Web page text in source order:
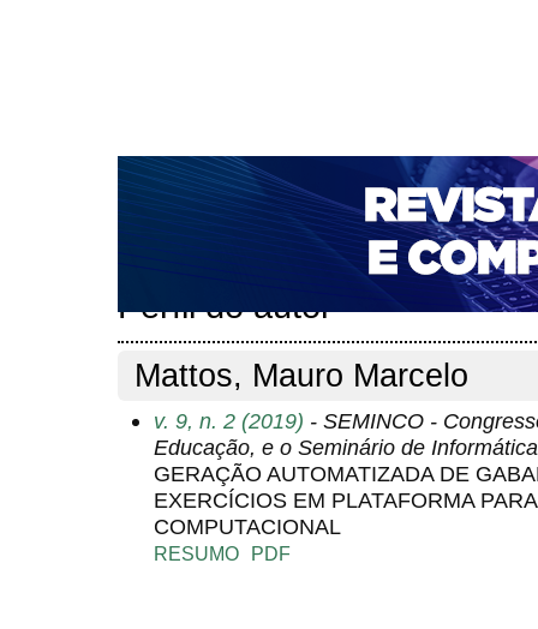
CAPA SOBRE ACESSO CADASTRO
NOTÍCIAS
PORTAL DE REVISTAS DA UNIFACS
PARA AVALIADORES
NOVA SUBMISSÃO
Perfil do autor
Mattos, Mauro Marcelo
v. 9, n. 2 (2019) - SEMINCO -
Educação, e o Seminário de
GERAÇÃO AUTOMATIZADA DE
EXERCÍCIOS EM PLATAFORMA
COMPUTACIONAL
RESUMO PDF